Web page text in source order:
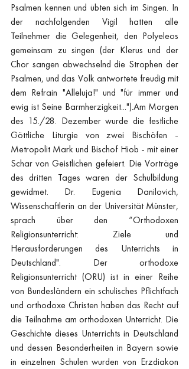
Psalmen kennen und übten sich im Singen. In
der nachfolgenden Vigil hatten alle
Teilnehmer die Gelegenheit, den Polyeleos
gemeinsam zu singen (der Klerus und der
Chor sangen abwechselnd die Strophen der
Psalmen, und das Volk antwortete freudig mit
dem Refrain "Alleluja!" und "für immer und
ewig ist Seine Barmherzigkeit...").Am Morgen
des 15./28. Dezember wurde die festliche
Göttliche Liturgie von zwei Bischöfen -
Metropolit Mark und Bischof Hiob - mit einer
Schar von Geistlichen gefeiert. Die Vorträge
des dritten Tages waren der Schulbildung
gewidmet. Dr. Eugenia Danilovich,
Wissenschaftlerin an der Universität Münster,
sprach über den “Orthodoxen
Religionsunterricht: Ziele und
Herausforderungen des Unterrichts in
Deutschland". Der orthodoxe
Religionsunterricht (ORU) ist in einer Reihe
von Bundesländern ein schulisches Pflichtfach
und orthodoxe Christen haben das Recht auf
die Teilnahme am orthodoxen Unterricht. Die
Geschichte dieses Unterrichts in Deutschland
und dessen Besonderheiten in Bayern sowie
in einzelnen Schulen wurden von Erzdiakon